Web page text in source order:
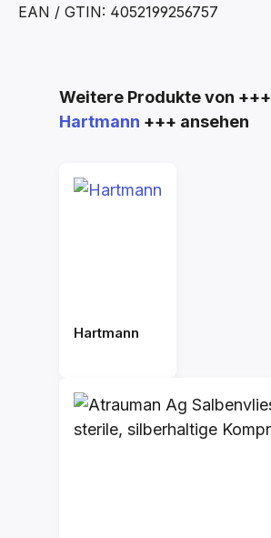
EAN / GTIN: 4052199256757
Produktgalerie überspringen
Weitere Produkte von +++
Hartmann +++ ansehen
Hartmann